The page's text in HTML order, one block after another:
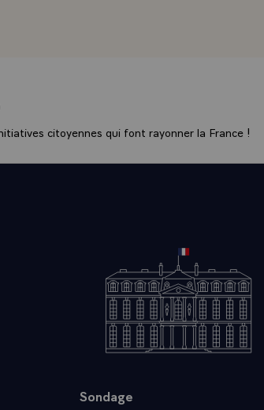
continent, je sais que les Françaises et
agir.citoyennes qui font rayonner la France !
Sondage